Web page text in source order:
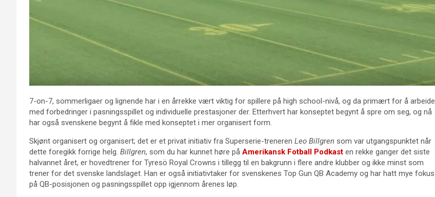
7-on-7, sommerligaer og lignende har i en årrekke vært viktig for spillere på high school-nivå, og da primært for å arbeide
med forbedringer i pasningsspillet og individuelle prestasjoner der. Etterhvert har konseptet begynt å spre om seg, og nå
har også svenskene begynt å fikle med konseptet i mer organisert form.
Skjønt organisert og organisert; det er et privat initiativ fra Superserie-treneren Leo Billgren som var utgangspunktet når
dette foregikk forrige helg. Billgren, som du har kunnet høre på Amerikansk Fotball Podkast en rekke ganger det siste
halvannet året, er hovedtrener for Tyresö Royal Crowns i tillegg til en bakgrunn i flere andre klubber og ikke minst som
trener for det svenske landslaget. Han er også initiativtaker for svenskenes Top Gun QB Academy og har hatt mye fokus
på QB-posisjonen og pasningsspillet opp igjennom årenes løp.